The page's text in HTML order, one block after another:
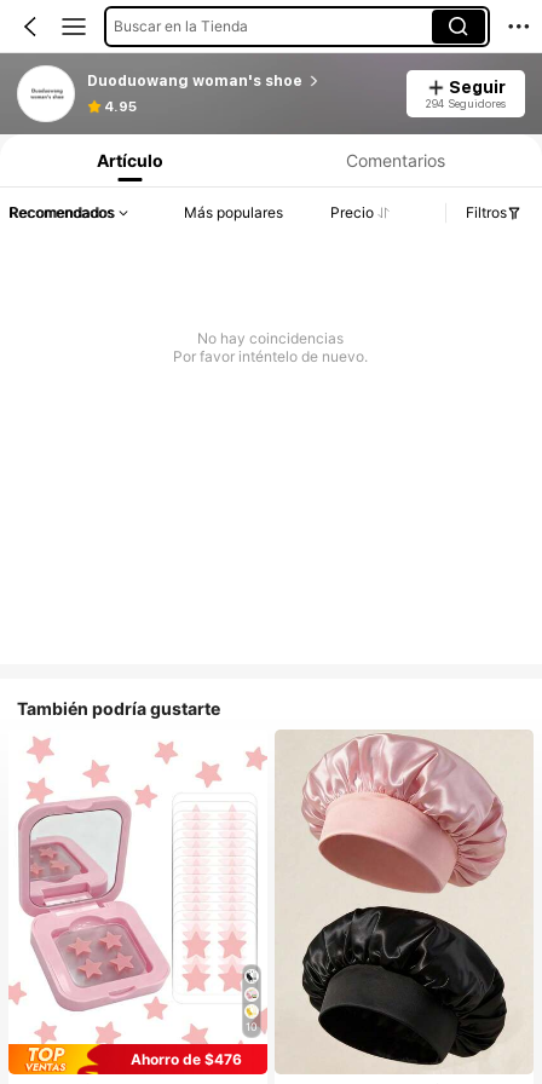
Buscar en la Tienda
Duoduowang woman's shoe
4.95
Seguir
294 Seguidores
Artículo Comentarios
Recomendados Más populares Precio Filtros
No hay coincidencias
Por favor inténtelo de nuevo.
También podría gustarte
10
Ahorro de $476